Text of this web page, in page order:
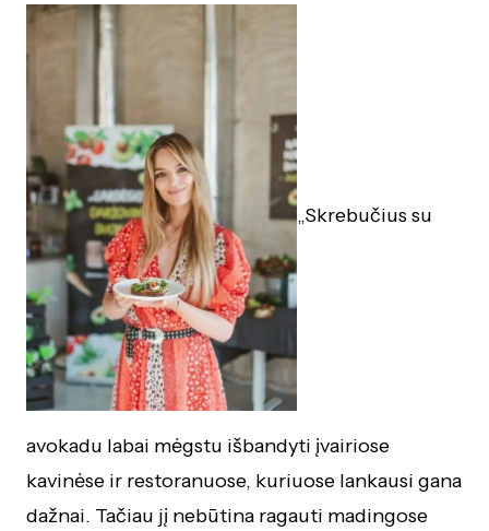
„Skrebučius su
avokadu labai mėgstu išbandyti įvairiose
kavinėse ir restoranuose, kuriuose lankausi gana
dažnai. Tačiau jį nebūtina ragauti madingose